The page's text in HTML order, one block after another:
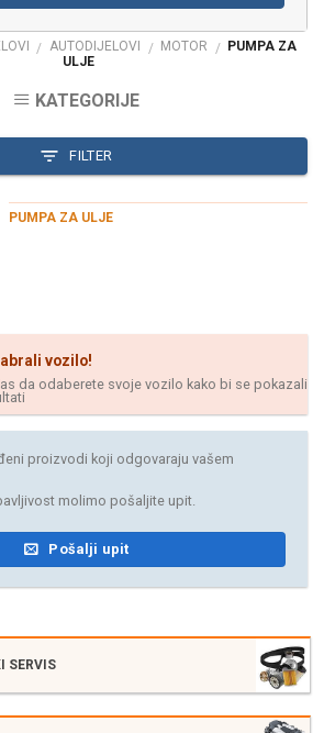
/ AUTODIJELOVI / MOTOR / PUMPA ZA
ULJE
KATEGORIJE
FILTER
PUMPA ZA ULJE
vozilo!
da odaberete svoje vozilo kako bi se pokazali
proizvodi koji odgovaraju vašem
molimo pošaljite upit.
Pošalji upit
SERVIS